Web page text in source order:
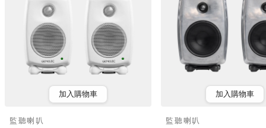
加入購物車
監聽喇叭
加入購物車
監聽喇叭